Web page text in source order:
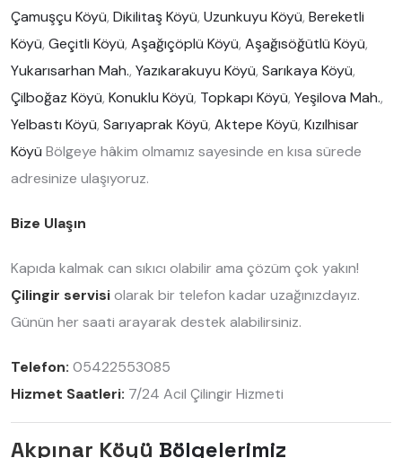
Çamuşçu Köyü, Dikilitaş Köyü, Uzunkuyu Köyü, Bereketli
Köyü, Geçitli Köyü, Aşağıçöplü Köyü, Aşağısöğütlü Köyü,
Yukarısarhan Mah., Yazıkarakuyu Köyü, Sarıkaya Köyü,
Çilboğaz Köyü, Konuklu Köyü, Topkapı Köyü, Yeşilova Mah.,
Yelbastı Köyü, Sarıyaprak Köyü, Aktepe Köyü, Kızılhisar
Köyü Bölgeye hâkim olmamız sayesinde en kısa sürede
adresinize ulaşıyoruz.
Bize Ulaşın
Kapıda kalmak can sıkıcı olabilir ama çözüm çok yakın!
Çilingir servisiolarak bir telefon kadar uzağınızdayız.
Günün her saati arayarak destek alabilirsiniz.
Telefon: 05422553085
Hizmet Saatleri: 7/24 Acil Çilingir Hizmeti
Akpınar Köyü Bölgelerimiz